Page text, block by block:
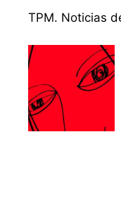
TPM. Noticias